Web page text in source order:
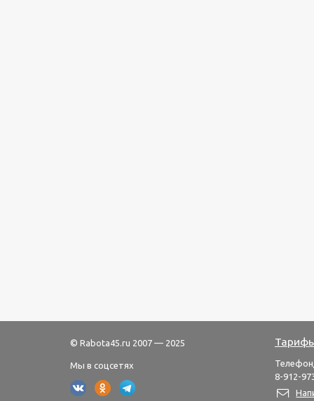
© Rabota45.ru 2007 — 2025
Мы в соцсетях
8-912-